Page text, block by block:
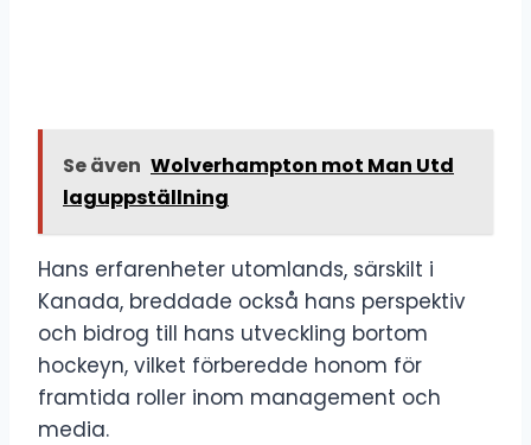
Se även Wolverhampton mot Man Utd
laguppställning
Hans erfarenheter utomlands, särskilt i
Kanada, breddade också hans perspektiv
och bidrog till hans utveckling bortom
hockeyn, vilket förberedde honom för
framtida roller inom management och
media.